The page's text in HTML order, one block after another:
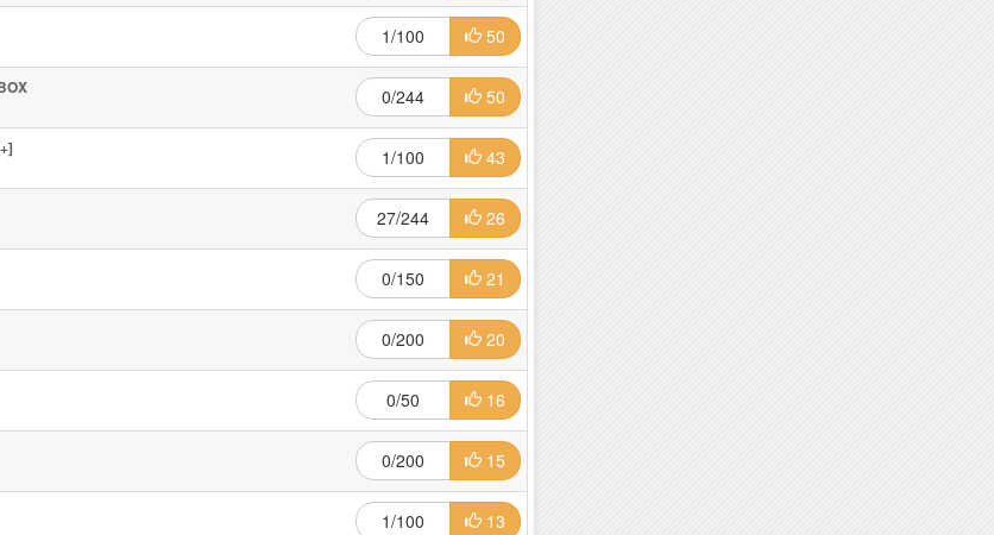
1/100 50
0/244 50
1/100 43
27/244 26
0/150 21
0/200 20
0/50 16
0/200 15
1/100 13